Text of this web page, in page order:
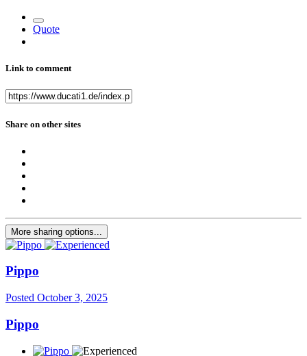
Quote
Link to comment
Share on other sites
More sharing options...
Pippo
Posted October 3, 2025
Pippo